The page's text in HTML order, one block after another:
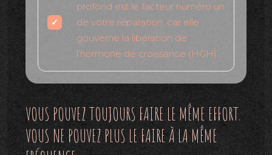
profond est le facteur numéro un
de votre réparation, car elle
gouverne la libération de
l’hormone de croissance (HGH).
VOUS POUVEZ TOUJOURS FAIRE LE MÊME EFFORT.
VOUS NE POUVEZ PLUS LE FAIRE À LA MÊME